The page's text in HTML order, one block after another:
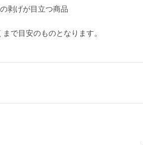
げが目立つ商品
で目安のものとなります。